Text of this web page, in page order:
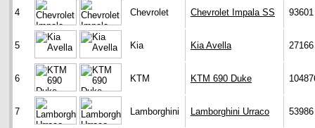
4 Chevrolet Chevrolet Impala SS 93601
5 Kia Kia Avella 27166
6 KTM KTM 690 Duke
7 Lamborghini Lamborghini Urraco 53986